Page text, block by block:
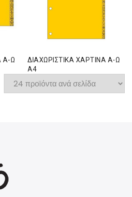
Α-Ω
ΔΙΑΧΩΡΙΣΤΙΚΑ ΧΑΡΤΙΝΑ Α-Ω
Α4